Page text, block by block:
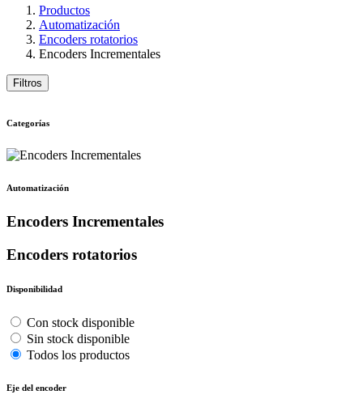
Productos
Automatización
Encoders rotatorios
Encoders Incrementales
Filtros
Categorías
Automatización
Encoders Incrementales
Encoders rotatorios
Disponibilidad
Con stock disponible
Sin stock disponible
Todos los productos
Eje del encoder